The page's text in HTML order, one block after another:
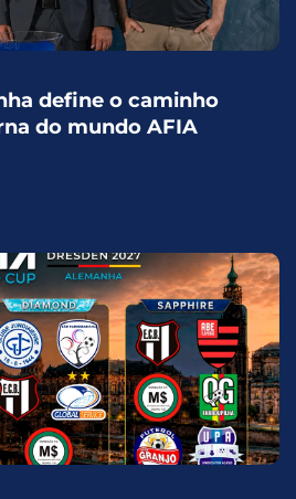
define o caminho
do mundo AFIA